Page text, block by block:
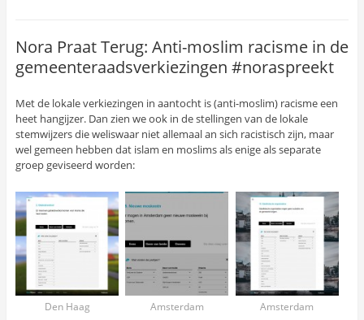
Nora Praat Terug: Anti-moslim racisme in de
gemeenteraadsverkiezingen #noraspreekt
Met de lokale verkiezingen in aantocht is (anti-moslim) racisme een
heet hangijzer. Dan zien we ook in de stellingen van de lokale
stemwijzers die weliswaar niet allemaal an sich racistisch zijn, maar
wel gemeen hebben dat islam en moslims als enige als separate
groep geviseerd worden:
Den Haag Amsterdam Amsterdam